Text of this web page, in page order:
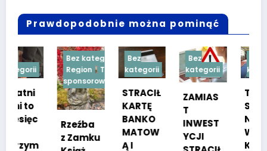
Prawdopodobnie można pominąć
Bez kategorii
Region
Treść
sponsorowana
Rzeźba
z Zamku
Bez
kategorii
STRACIŁ
KARTĘ
BANKO
MATOW
Ą I
Bez
kategorii
ZAMIAS
T
INWEST
YCJI
Bez
kategorii
TESTY
NOŚCIO
KANDYD